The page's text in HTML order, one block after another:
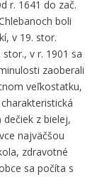
r. 1641 do zač.
boli
v 19. stor.
v r. 1901 sa
zaoberali
veľkostatku,
z bielej,
najväčšou
zdravotné
sa počíta s